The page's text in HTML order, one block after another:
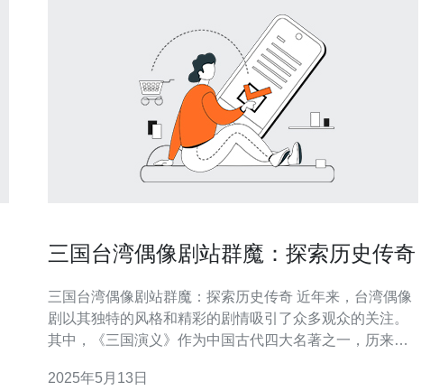
三国台湾偶像剧站群魔：探索历史传奇
三国台湾偶像剧站群魔：探索历史传奇 近年来，台湾偶像
剧以其独特的风格和精彩的剧情吸引了众多观众的关注。
其中，《三国演义》作为中国古代四大名著之一，历来备
典故事进行了现代化的改编，给人们带来了全新的视听体
2025年5月13日